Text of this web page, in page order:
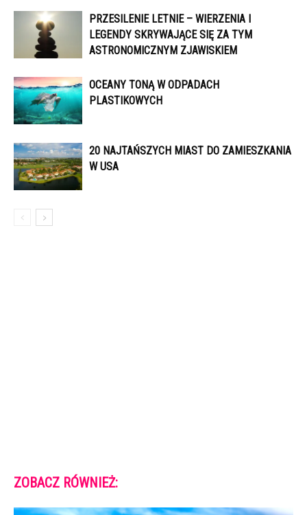
PRZESILENIE LETNIE – WIERZENIA I
LEGENDY SKRYWAJĄCE SIĘ ZA TYM
ASTRONOMICZNYM ZJAWISKIEM
OCEANY TONĄ W ODPADACH
PLASTIKOWYCH
20 NAJTAŃSZYCH MIAST DO ZAMIESZKANIA
W USA
ZOBACZ RÓWNIEŻ: